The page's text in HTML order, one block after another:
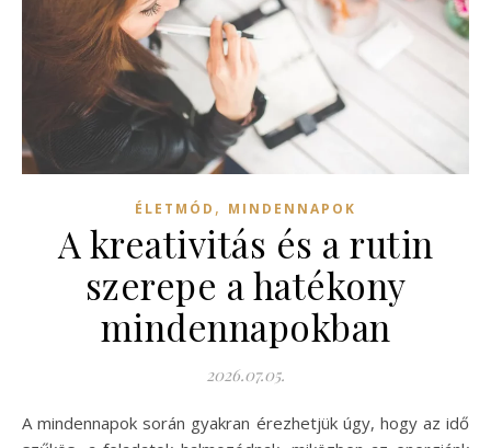
ÉLETMÓD , MINDENNAPOK
A kreativitás és a rutin
szerepe a hatékony
mindennapokban
2026.07.05.
A mindennapok során gyakran érezhetjük úgy, hogy az idő